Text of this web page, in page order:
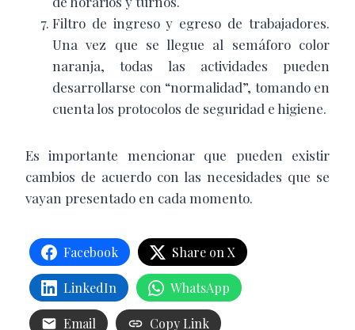
Filtro de ingreso y egreso de trabajadores.
Una vez que se llegue al semáforo color
naranja, todas las actividades pueden
desarrollarse con “normalidad”, tomando en
cuenta los protocolos de seguridad e higiene.
Es importante mencionar que pueden existir
cambios de acuerdo con las necesidades que se
vayan presentado en cada momento.
Facebook Share on X
LinkedIn WhatsApp
Email Copy Link